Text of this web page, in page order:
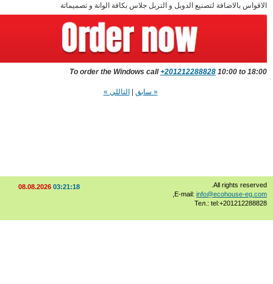
بالاضافة لتصنيع الدوبل و التربل جلاس بكافة الوانة و تصميماتة
To order the Windows call+201212288828 10:00 to
« سابق |التاللي »
03:21:18
08.08.2026
All rights
E-mail:info@ecohouse-
,
Тел.: